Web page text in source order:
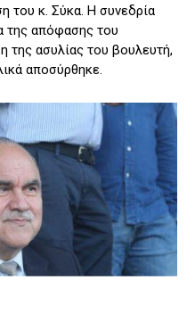
του κ. Σύκα. Η συνεδρία
της απόφασης του
της ασυλίας του βουλευτή,
αποσύρθηκε.